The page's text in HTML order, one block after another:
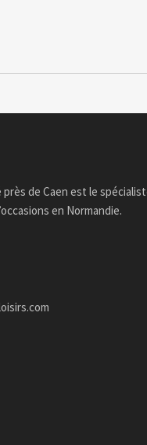
de Caen est le
en Normandie.